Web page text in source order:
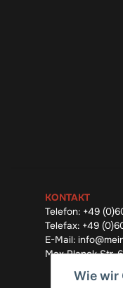
KONTAKT
Telefon: +49
Telefax: +49
E-Mail:
Max Planck Str.
Wie wir